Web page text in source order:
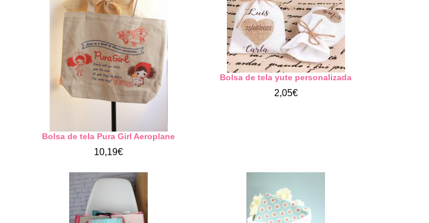
Bolsa de tela Pura Girl Aeroplane
10,19€
Bolsa de tela yute personalizada
2,05€